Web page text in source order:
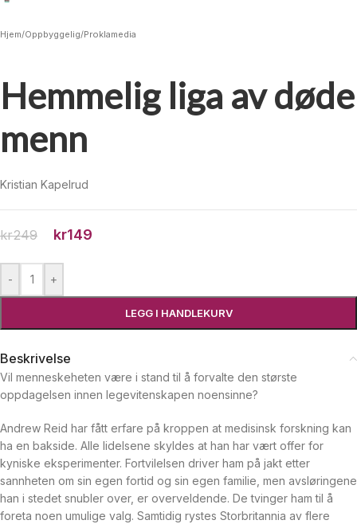
Hjem/Oppbyggelig/Proklamedia
Hemmelig liga av døde
menn
Kristian Kapelrud
kr249 kr149
- +
LEGG I HANDLEKURV
Beskrivelse
Vil menneskeheten være i stand til å forvalte den største
oppdagelsen innen legevitenskapen noensinne?
Andrew Reid har fått erfare på kroppen at medisinsk forskning kan
ha en bakside. Alle lidelsene skyldes at han har vært offer for
kyniske eksperimenter. Fortvilelsen driver ham på jakt etter
sannheten om sin egen fortid og sin egen familie, men avsløringene
han i stedet snubler over, er overveldende. De tvinger ham til å
foreta noen umulige valg. Samtidig rystes Storbritannia av flere